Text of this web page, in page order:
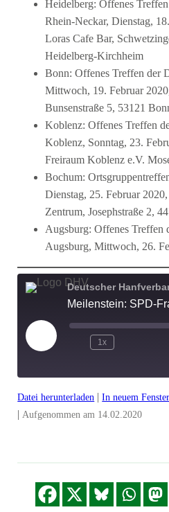
Heidelberg: Offenes
Rhein-Neckar, Dienstag,
Loras Cafe Bar,
Heidelberg-Kirchheim
Bonn: Offenes Treffen der
Mittwoch, 19. Februar
Bunsenstraße 5, 53121
Koblenz: Offenes Treffen
Koblenz, Sonntag, 23.
Freiraum Koblenz e.V.
Bochum:
Dienstag, 25. Februar
Zentrum, Josephstraße 2,
Augsburg: Offenes Treffen
Augsburg, Mittwoch, 26.
Deutscher
Play
Episode
1x
Datei herunterladen |In neuem
|Aufgenommen am 14.02.2020